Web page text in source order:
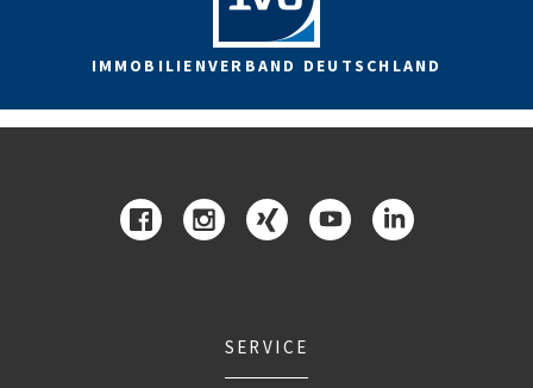
IMMOBILIENVERBAND DEUTSCHLAND
SERVICE